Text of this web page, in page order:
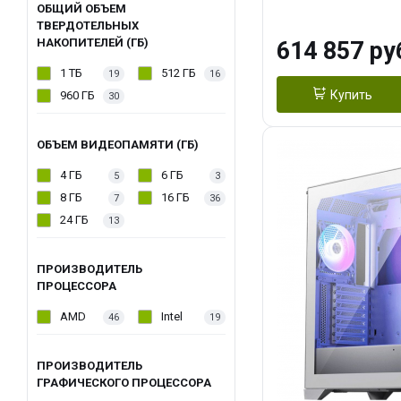
ОБЩИЙ ОБЪЕМ
ТВЕРДОТЕЛЬНЫХ
НАКОПИТЕЛЕЙ (ГБ)
1 ТБ 19 512 ГБ 16
960 ГБ 30
ОБЪЕМ ВИДЕОПАМЯТИ (ГБ)
4 ГБ 5 6 ГБ 3
8 ГБ 7 16 ГБ 36
24 ГБ 13
ПРОИЗВОДИТЕЛЬ
ПРОЦЕССОРА
AMD 46 Intel 19
ПРОИЗВОДИТЕЛЬ
ГРАФИЧЕСКОГО ПРОЦЕССОРА
Turbo/ 1 ТБ
614 857
Купить